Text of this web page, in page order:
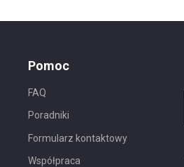
Pomoc
FAQ
Poradniki
Formularz kontaktowy
Współpraca